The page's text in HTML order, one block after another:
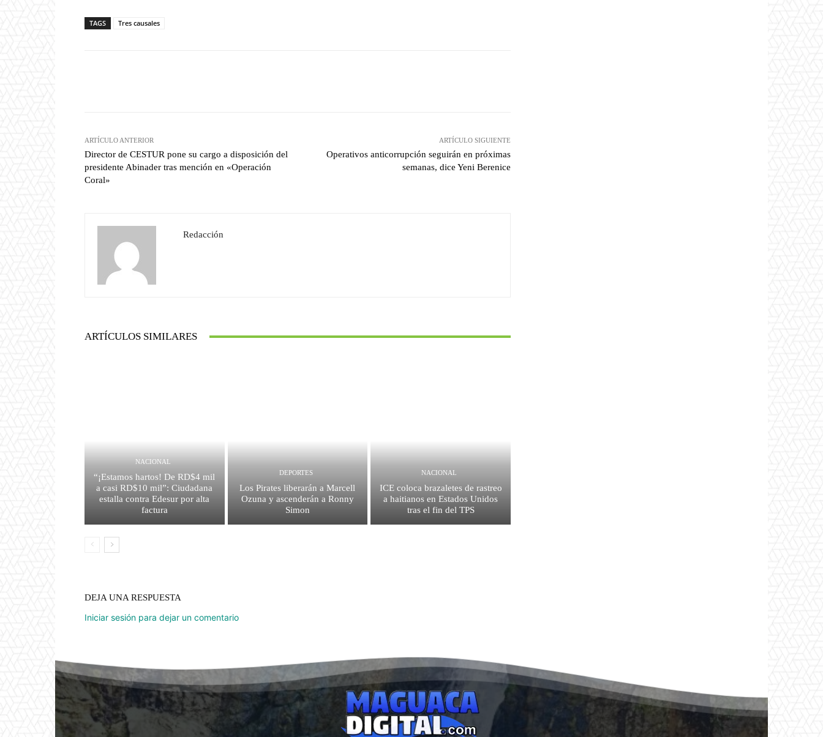
TAGS Tres causales
ARTÍCULO ANTERIOR
Director de CESTUR pone su cargo a disposición del
presidente Abinader tras mención en «Operación
Coral»
ARTÍCULO SIGUIENTE
Operativos anticorrupción seguirán en próximas
semanas, dice Yeni Berenice
Redacción
ARTÍCULOS SIMILARES
NACIONAL
“¡Estamos hartos! De RD$4 mil
a casi RD$10 mil”: Ciudadana
estalla contra Edesur por alta
factura
DEPORTES
Los Pirates liberarán a Marcell
Ozuna y ascenderán a Ronny
Simon
NACIONAL
ICE coloca brazaletes de rastreo
a haitianos en Estados Unidos
tras el fin del TPS
DEJA UNA RESPUESTA
Iniciar sesión para dejar un comentario